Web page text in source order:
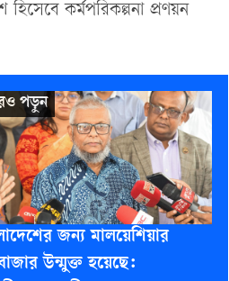
হিসেবে কর্মপরিকল্পনা প্রণয়ন
জন্য মালয়েশিয়ার
উন্মুক্ত হয়েছে: